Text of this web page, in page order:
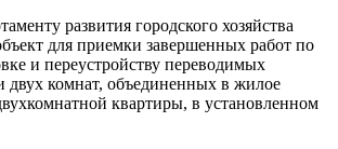
развития городского хозяйства
для приемки завершенных работ по
и переустройству переводимых
комнат, объединенных в жилое
квартиры, в установленном